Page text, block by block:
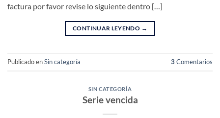
factura por favor revise lo siguiente dentro […]
CONTINUAR LEYENDO →
Publicado enSin categoría 3 Comentarios
SIN CATEGORÍA
Serie vencida